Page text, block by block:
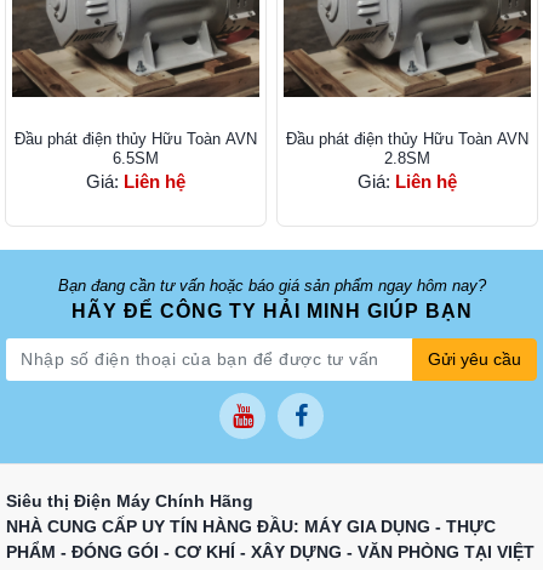
Đầu phát điện thủy Hữu Toàn AVN
6.5SM
Giá: Liên hệ
Đầu phát điện thủy Hữu Toàn AVN
2.8SM
Giá: Liên hệ
Bạn đang cần tư vấn hoặc báo giá sản phẩm ngay hôm nay?
HÃY ĐỂ CÔNG TY HẢI MINH GIÚP BẠN
Gửi yêu cầu
Siêu thị Điện Máy Chính Hãng
NHÀ CUNG CẤP UY TÍN HÀNG ĐẦU: MÁY GIA DỤNG - THỰC
PHẨM - ĐÓNG GÓI - CƠ KHÍ - XÂY DỰNG - VĂN PHÒNG TẠI VIỆT